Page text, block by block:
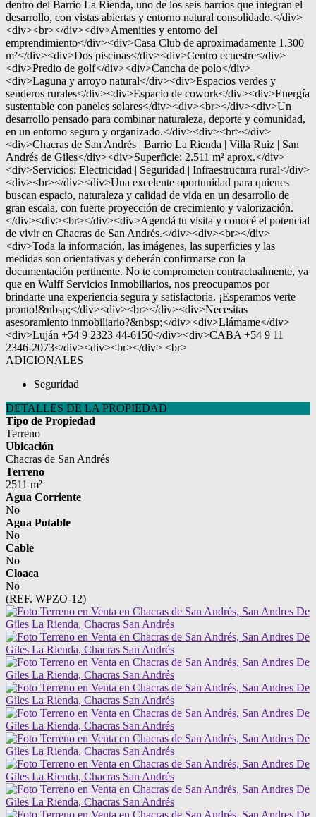
dentro del Barrio La Rienda, uno de los seis barrios que integran el
desarrollo, con vistas abiertas y entorno natural consolidado.</div>
<div><br></div><div>Amenities y entorno del
emprendimiento</div><div>Casa Club de aproximadamente 1.300
m²</div><div>Dos piscinas</div><div>Centro ecuestre</div>
<div>Predio de golf</div><div>Cancha de polo</div>
<div>Laguna y arroyo natural</div><div>Espacios verdes y
senderos rurales</div><div>Espacio de cowork</div><div>Energía
sustentable con paneles solares</div><div><br></div><div>Un
desarrollo pensado para combinar naturaleza, deporte y comunidad,
en un entorno seguro y organizado.</div><div><br></div>
<div>Chacras de San Andrés | Barrio La Rienda | Villa Ruiz | San
Andrés de Giles</div><div>Superficie: 2.511 m² aprox.</div>
<div>Servicios: Electricidad | Seguridad | Infraestructura rural</div>
<div><br></div><div>Una excelente oportunidad para quienes
buscan espacio, naturaleza y calidad de vida en un desarrollo de
gran escala, con fuerte proyección de crecimiento y valorización.
</div><div><br></div><div>Agendá tu visita y conocé el potencial
de vivir en Chacras de San Andrés.</div><div><br></div>
<div>Toda la información, las imágenes, las superficies y las
medidas son orientativas y deberán confirmarse con la
documentación pertinente. No te comprometen contractualmente, ya
que en Wulff Servicios Inmobiliarios, nos preocupamos por
brindarte una experiencia segura y satisfactoria. ¡Esperamos verte
pronto!&nbsp;</div><div><br></div><div>Necesitas
asesoramiento inmobiliario?&nbsp;</div><div>Llámame</div>
<div>Luján +54 9 2323 44-6150</div><div>CABA +54 9 11
2346-2073</div><div><br></div> <br>
ADICIONALES
Seguridad
DETALLES DE LA PROPIEDAD
Tipo de Propiedad
Terreno
Ubicación
Chacras de San Andrés
Terreno
2511 m²
Agua Corriente
No
Agua Potable
No
Cable
No
Cloaca
No
(REF. WPZO-12)